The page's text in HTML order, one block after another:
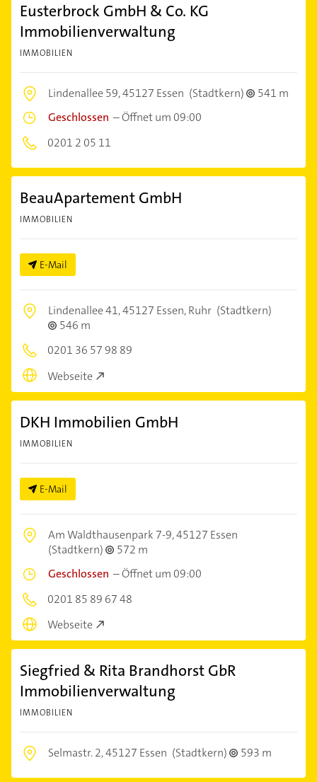
Eusterbrock GmbH & Co. KG
Immobilienverwaltung
IMMOBILIEN
Lindenallee 59,45127 Essen (Stadtkern)
541 m
Geschlossen –Öffnet um 09:00
0201 2 05 11
BeauApartement GmbH
IMMOBILIEN
E-Mail
Lindenallee 41,45127 Essen, Ruhr (Stadtkern)
546 m
0201 36 57 98 89
Webseite
DKH Immobilien GmbH
IMMOBILIEN
E-Mail
Am Waldthausenpark 7-9,45127 Essen
(Stadtkern)
572 m
Geschlossen –Öffnet um 09:00
0201 85 89 67 48
Webseite
Siegfried & Rita Brandhorst GbR
Immobilienverwaltung
IMMOBILIEN
Selmastr. 2,45127 Essen (Stadtkern) 593 m